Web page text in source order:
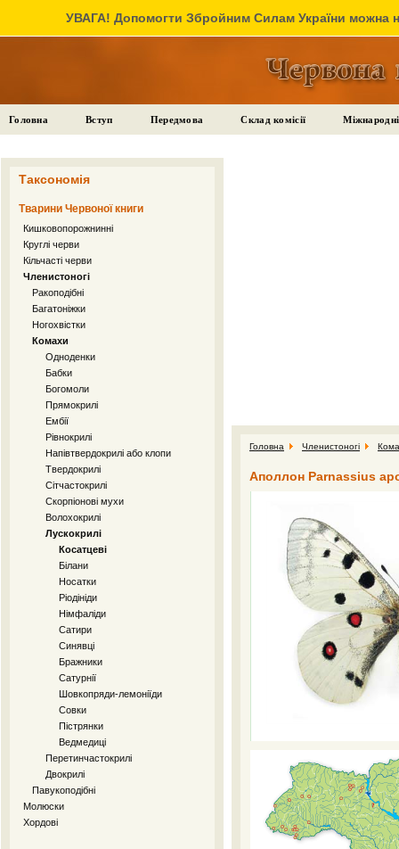
УВАГА! Допомогти Збройним Силам України можна
Головна Вступ Передмова Склад комісії
Таксономія
Тварини Червоної книги
Кишковопорожнинні
Круглі черви
Кільчасті черви
Членистоногі
Ракоподібні
Багатоніжки
Ногохвістки
Комахи
Одноденки
Бабки
Богомоли
Прямокрилі
Ембії
Рівнокрилі
Напівтвердокрилі або клопи
Твердокрилі
Сітчастокрилі
Скорпіонові мухи
Волохокрилі
Лускокрилі
Косатцеві
Білани
Носатки
Ріодініди
Німфаліди
Сатири
Синявці
Бражники
Сатурнії
Шовкопряди-лемоніїди
Совки
Пістрянки
Ведмедиці
Перетинчастокрилі
Двокрилі
Павукоподібні
Молюски
Хордові
Головна Членистоногі
Аполлон Parnassius